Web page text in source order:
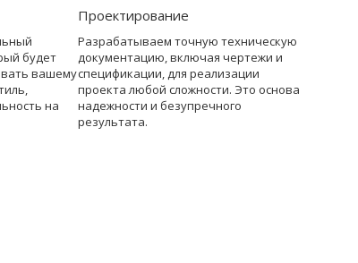
будет
вашему
на
Проектирование
Разрабатываем точную техническую
документацию, включая чертежи и
спецификации, для реализации
проекта любой сложности. Это основа
надежности и безупречного
результата.